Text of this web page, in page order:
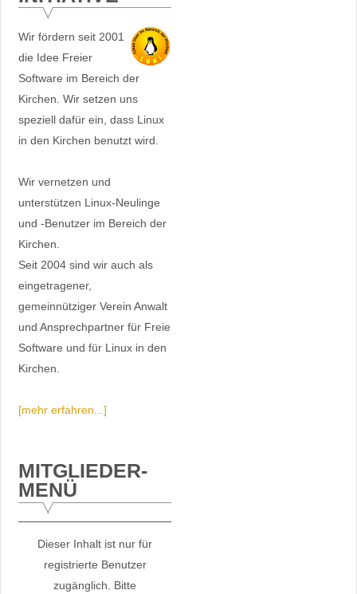
Wir fördern seit 2001
die Idee Freier
Software im Bereich der
Kirchen. Wir setzen uns
speziell dafür ein, dass Linux
in den Kirchen benutzt wird.
Wir vernetzen und
unterstützen Linux-Neulinge
und -Benutzer im Bereich der
Kirchen.
Seit 2004 sind wir auch als
eingetragener,
gemeinnütziger Verein Anwalt
und Ansprechpartner für Freie
Software und für Linux in den
Kirchen.
[mehr erfahren...]
MITGLIEDER-
MENÜ
Dieser Inhalt ist nur für
registrierte Benutzer
zugänglich. Bitte